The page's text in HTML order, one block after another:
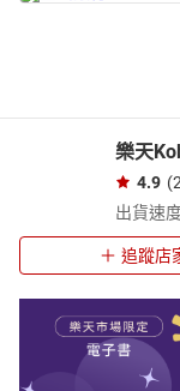
樂天
4.9
出貨速
追蹤店